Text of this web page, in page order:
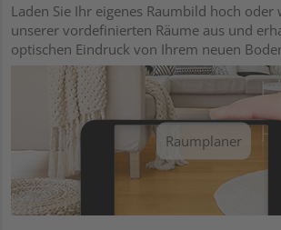
Laden Sie Ihr eigenes Raumbild hoch oder
unserer vordefinierten Räume aus und
optischen Eindruck von Ihrem neuen
Raumplaner